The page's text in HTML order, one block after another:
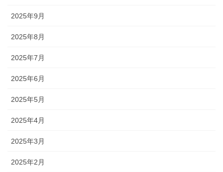
2025年9月
2025年8月
2025年7月
2025年6月
2025年5月
2025年4月
2025年3月
2025年2月